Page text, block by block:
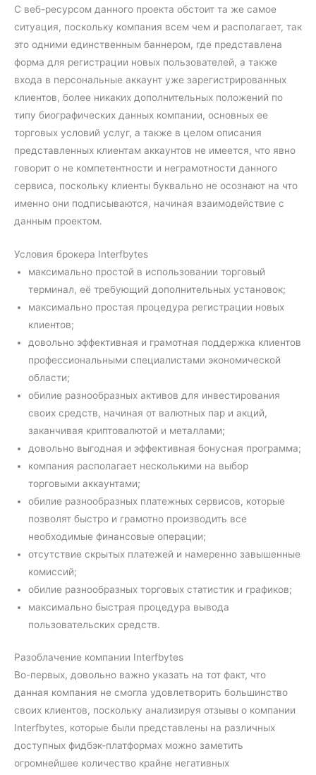
С веб-ресурсом данного проекта обстоит та же самое
ситуация, поскольку компания всем чем и располагает, так
это одними единственным баннером, где представлена
форма для регистрации новых пользователей, а также
входа в персональные аккаунт уже зарегистрированных
клиентов, более никаких дополнительных положений по
типу биографических данных компании, основных ее
торговых условий услуг, а также в целом описания
представленных клиентам аккаунтов не имеется, что явно
говорит о не компетентности и неграмотности данного
сервиса, поскольку клиенты буквально не осознают на что
именно они подписываются, начиная взаимодействие с
данным проектом.
Условия брокера Interfbytes
максимально простой в использовании торговый
терминал, её требующий дополнительных установок;
максимально простая процедура регистрации новых
клиентов;
довольно эффективная и грамотная поддержка клиентов
профессиональными специалистами экономической
области;
обилие разнообразных активов для инвестирования
своих средств, начиная от валютных пар и акций,
заканчивая криптовалютой и металлами;
довольно выгодная и эффективная бонусная программа;
компания располагает несколькими на выбор
торговыми аккаунтами;
обилие разнообразных платежных сервисов, которые
позволят быстро и грамотно производить все
необходимые финансовые операции;
отсутствие скрытых платежей и намеренно завышенные
комиссий;
обилие разнообразных торговых статистик и графиков;
максимально быстрая процедура вывода
пользовательских средств.
Разоблачение компании Interfbytes
Во-первых, довольно важно указать на тот факт, что
данная компания не смогла удовлетворить большинство
своих клиентов, поскольку анализируя отзывы о компании
Interfbytes, которые были представлены на различных
доступных фидбэк-платформах можно заметить
огромнейшее количество крайне негативных